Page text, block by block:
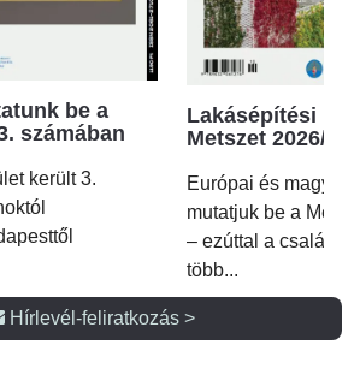
be a
számában
került 3.
Lakásépítési
Metszet 2026/2.
Európai és magyar
mutatjuk be a
– ezúttal a családi
több...
Hírlevél-feliratkozás >